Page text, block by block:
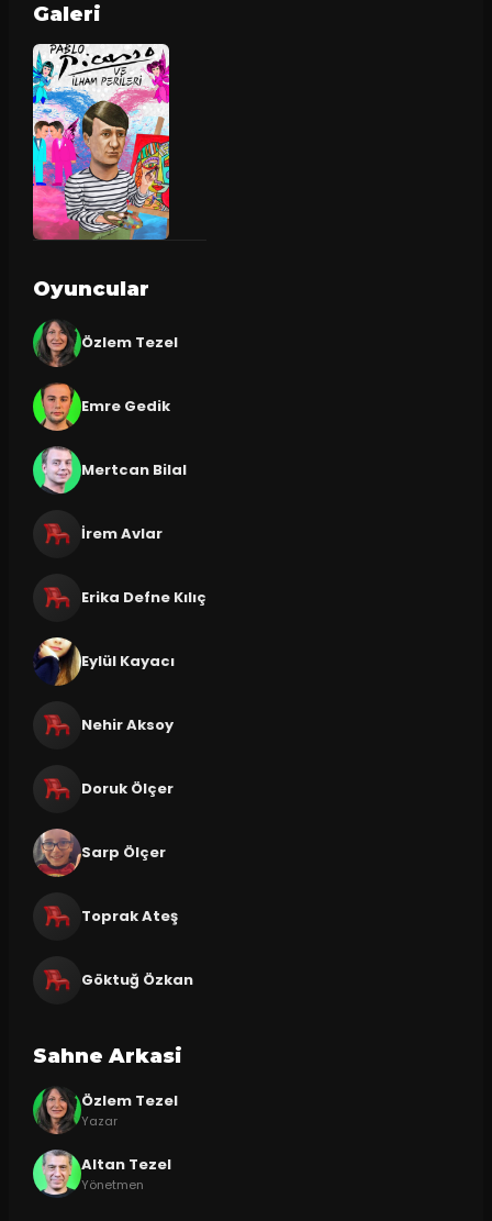
Galeri
Oyuncular
Özlem Tezel
Emre Gedik
Mertcan Bilal
İrem Avlar
Erika Defne Kılıç
Eylül Kayacı
Nehir Aksoy
Doruk Ölçer
Sarp Ölçer
Toprak Ateş
Göktuğ Özkan
Sahne Arkasi
Özlem Tezel
Yazar
Altan Tezel
Yönetmen